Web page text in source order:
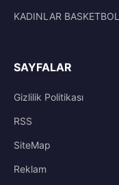
KADINLAR
SAYFALAR
Gizlilik Politikası
RSS
SiteMap
Reklam